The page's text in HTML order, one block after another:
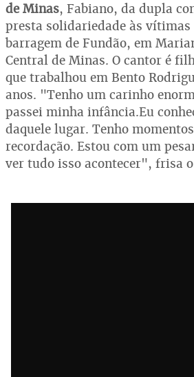
de Minas, Fabiano, da dupla
presta solidariedade às vítimas
barragem de Fundão, em
Central de Minas. O cantor é
que trabalhou em Bento
anos. "Tenho um carinho
passei minha infância.Eu
daquele lugar. Tenho
recordação. Estou com um
ver tudo isso acontecer", frisa